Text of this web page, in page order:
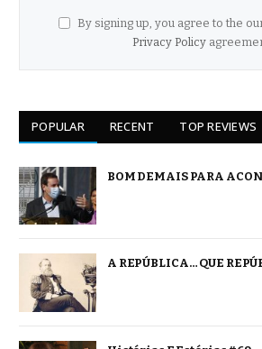
By signing up, you agree to the
Privacy Policy
POPULAR RECENT TOP REVIEWS
BOM DEMAIS PARA
A REPÚBLICA… QUE